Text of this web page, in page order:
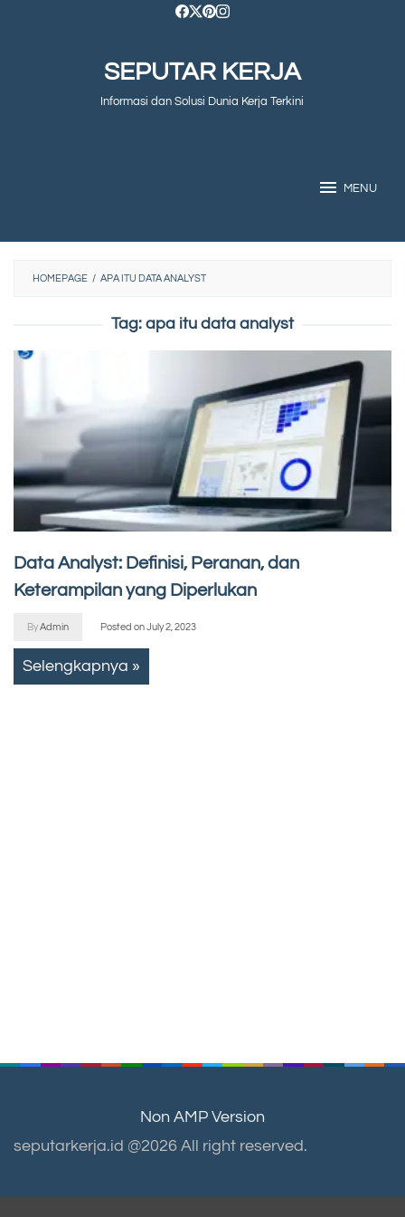
SEPUTAR KERJA
Informasi dan Solusi Dunia Kerja Terkini
MENU
HOMEPAGE / APA ITU DATA ANALYST
Tag: apa itu data analyst
Data Analyst: Definisi, Peranan, dan
Keterampilan yang Diperlukan
ByAdmin Posted onJuly 2, 2023
Selengkapnya »
Non AMP Version
seputarkerja.id @2026 All right reserved.